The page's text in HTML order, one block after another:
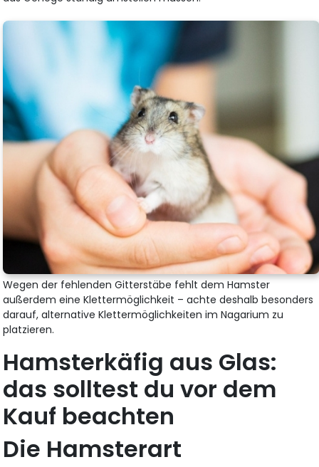
Wegen der fehlenden Gitterstäbe fehlt dem Hamster
außerdem eine Klettermöglichkeit – achte deshalb besonders
darauf, alternative Klettermöglichkeiten im Nagarium zu
platzieren.
Hamsterkäfig aus Glas:
das solltest du vor dem
Kauf beachten
Die Hamsterart